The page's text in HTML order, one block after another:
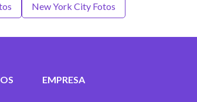
New York City Fotos
EMPRESA